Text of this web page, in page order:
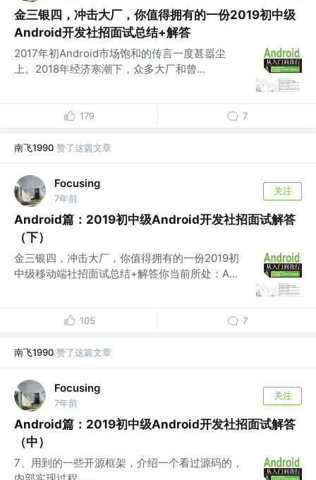
金三银四，冲击大厂，你值得拥有的一份2019初中级
Android开发社招面试总结+解答
2017年初Android市场饱和的传言一度甚嚣尘
上。2018年经济寒潮下，众多大厂和曾...
179 7
南飞1990 赞了这篇文章
Focusing
7年前
关注
Android篇：2019初中级Android开发社招面试解答
（下）
金三银四，冲击大厂，你值得拥有的一份2019初
中级移动端社招面试总结+解答你当前所处：A...
105 7
南飞1990 赞了这篇文章
Focusing
7年前
关注
Android篇：2019初中级Android开发社招面试解答
（中）
7、用到的一些开源框架，介绍一个看过源码的，